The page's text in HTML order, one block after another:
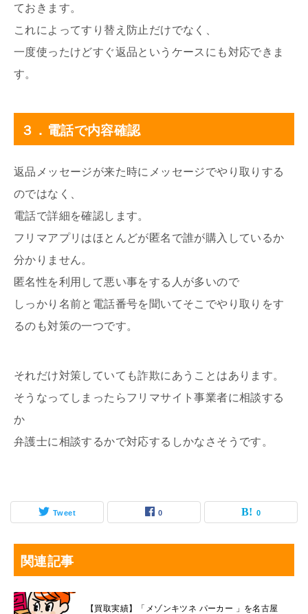
ておきます。
これによってすり替え防止だけでなく、
一度使ったけどすぐ返品というケースにも対応できま
す。
３．電話で内容確認
返品メッセージが来た時にメッセージでやり取りする
のではなく、
電話で詳細を確認します。
フリマアプリはほとんどが匿名で誰が購入しているか
分かりません。
匿名性を利用して悪い事をする人が多いので
しっかり名前と電話番号を聞いてそこでやり取りをす
るのも対策の一つです。
それだけ対策していても詐欺にあうことはあります。
そうなってしまったらフリマサイト事業者に相談する
か
弁護士に相談するかで対応するしかなさそうです。
Tweet 0 0
関連記事
【買取実績】「メゾンキツネ パーカー 」を名古屋